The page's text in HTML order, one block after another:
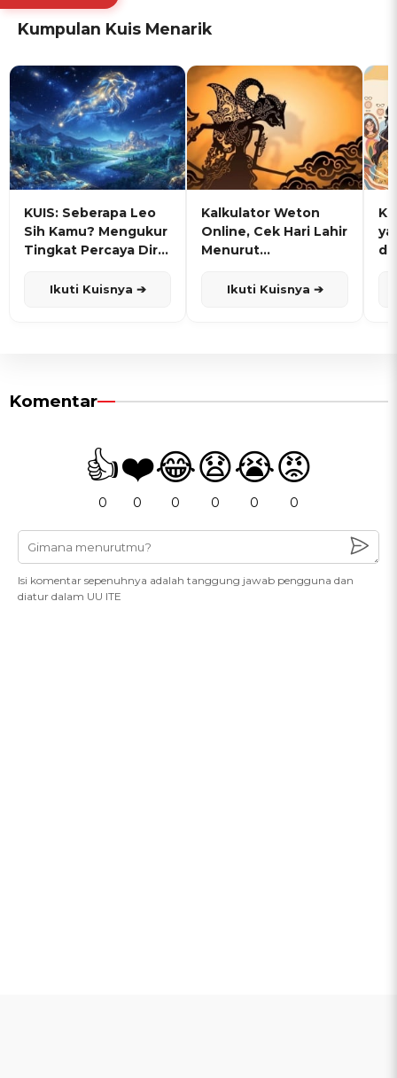
Kumpulan Kuis Menarik
KUIS: Seberapa Leo
Sih Kamu? Mengukur
Tingkat Percaya Diri
Ikuti Kuisnya ➔
Kalkulator Weton
Online, Cek Hari Lahir
Menurut
Ikuti Kuisnya ➔
Komentar
👍
0
❤️
0
😂
0
😧
0
😭
0
😡
0
Isi komentar sepenuhnya adalah tanggung jawab pengguna dan
diatur dalam UU ITE